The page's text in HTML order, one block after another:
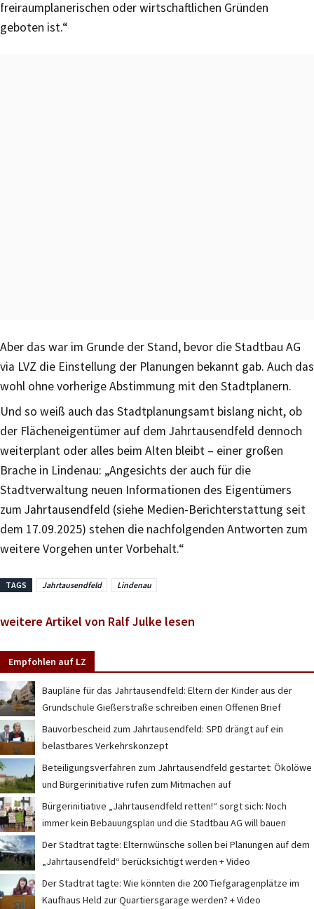
freiraumplanerischen oder wirtschaftlichen Gründen
geboten ist.“
Aber das war im Grunde der Stand, bevor die Stadtbau AG
via LVZ die Einstellung der Planungen bekannt gab. Auch das
wohl ohne vorherige Abstimmung mit den Stadtplanern.
Und so weiß auch das Stadtplanungsamt bislang nicht, ob
der Flächeneigentümer auf dem Jahrtausendfeld dennoch
weiterplant oder alles beim Alten bleibt – einer großen
Brache in Lindenau: „Angesichts der auch für die
Stadtverwaltung neuen Informationen des Eigentümers
zum Jahrtausendfeld (siehe Medien-Berichterstattung seit
dem 17.09.2025) stehen die nachfolgenden Antworten zum
weitere Vorgehen unter Vorbehalt.“
TAGS Jahrtausendfeld Lindenau
weitere Artikel von Ralf Julke lesen
Empfohlen auf LZ
Baupläne für das Jahrtausendfeld: Eltern der Kinder aus der
Grundschule Gießerstraße schreiben einen Offenen Brief
Bauvorbescheid zum Jahrtausendfeld: SPD drängt auf ein
belastbares Verkehrskonzept
Beteiligungsverfahren zum Jahrtausendfeld gestartet: Ökolöwe
und Bürgerinitiative rufen zum Mitmachen auf
Bürgerinitiative „Jahrtausendfeld retten!“ sorgt sich: Noch
immer kein Bebauungsplan und die Stadtbau AG will bauen
Der Stadtrat tagte: Elternwünsche sollen bei Planungen auf dem
„Jahrtausendfeld“ berücksichtigt werden + Video
Der Stadtrat tagte: Wie könnten die 200 Tiefgaragenplätze im
Kaufhaus Held zur Quartiersgarage werden? + Video